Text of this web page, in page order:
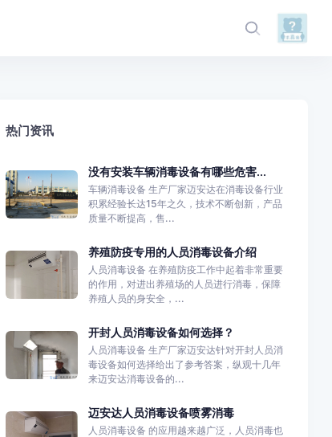
热门资讯
没有安装车辆消毒设备有哪些危害...
车辆消毒设备 生产厂家迈安达在消毒设备行业
积累经验长达15年之久，技术不断创新，产品
质量不断提高，售...
养殖防疫专用的人员消毒设备介绍
人员消毒设备 在养殖防疫工作中起着非常重要
的作用，对进出养殖场的人员进行消毒，保障
养殖人员的身安全，...
开封人员消毒设备如何选择？
人员消毒设备 生产厂家迈安达针对开封人员消
毒设备如何选择给出了参考答案，纵观十几年
来迈安达消毒设备的...
迈安达人员消毒设备喷雾消毒
人员消毒设备 的应用越来越广泛，人员消毒也